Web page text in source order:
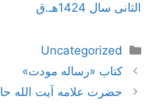
الثانی سال 1424هـ.ق
دسته‌ها
Uncategorized
ناوبری
نوشته‌ها
کتاب «رساله مودت»
حضرت علامه آیت الله